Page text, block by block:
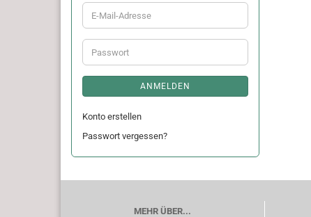
E-
Mail-
Adresse
Passwort
ANMELDEN
Konto erstellen
Passwort vergessen?
MEHR ÜBER...